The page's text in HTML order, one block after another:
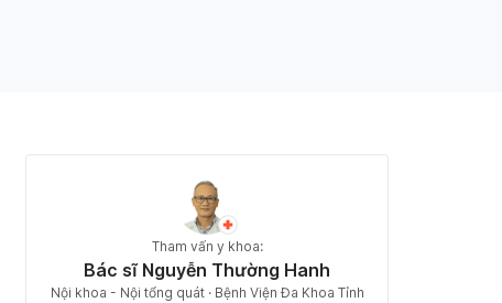
Tham vấn y khoa:
Bác sĩ Nguyễn Thường Hanh
Nội khoa - Nội tổng quát · Bệnh Viện Đa Khoa Tỉnh